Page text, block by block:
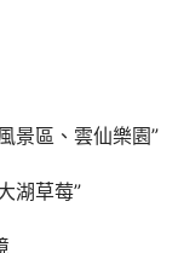
景區、雲仙樂園”
湖草莓”